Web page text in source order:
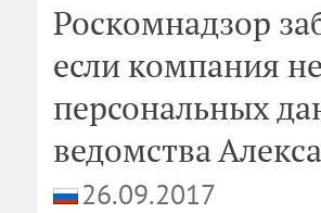
Роскомнадзор
если компания
персональных
ведомства
26.09.2017